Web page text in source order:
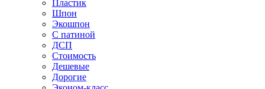
Пластик
Шпон
Экошпон
С патиной
ДСП
Стоимость
Дешевые
Дорогие